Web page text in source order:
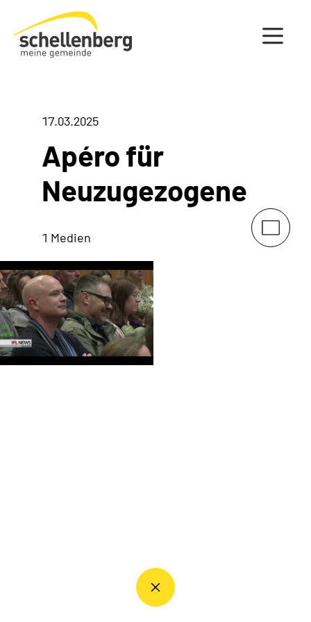
Gemeinde Schellenberg Startseite
17.03.2025
Apéro für
Neuzugezogene
1 Medien